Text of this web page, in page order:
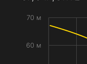
60 м
70 м